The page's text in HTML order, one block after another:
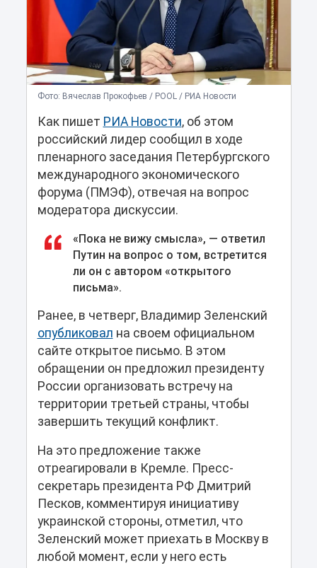
Фото: Вячеслав Прокофьев / POOL / РИА Новости
Как пишет РИА Новости, об этом
российский лидер сообщил в ходе
пленарного заседания Петербургского
международного экономического
форума (ПМЭФ), отвечая на вопрос
модератора дискуссии.
«Пока не вижу смысла», — ответил
Путин на вопрос о том, встретится
ли он с автором «открытого
письма».
Ранее, в четверг, Владимир Зеленский
опубликовал на своем официальном
сайте открытое письмо. В этом
обращении он предложил президенту
России организовать встречу на
территории третьей страны, чтобы
завершить текущий конфликт.
На это предложение также
отреагировали в Кремле. Пресс-
секретарь президента РФ Дмитрий
Песков, комментируя инициативу
украинской стороны, отметил, что
Зеленский может приехать в Москву в
любой момент, если у него есть